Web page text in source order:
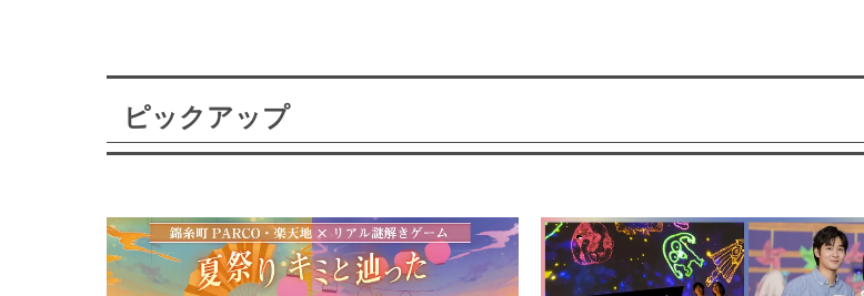
ピックアップ